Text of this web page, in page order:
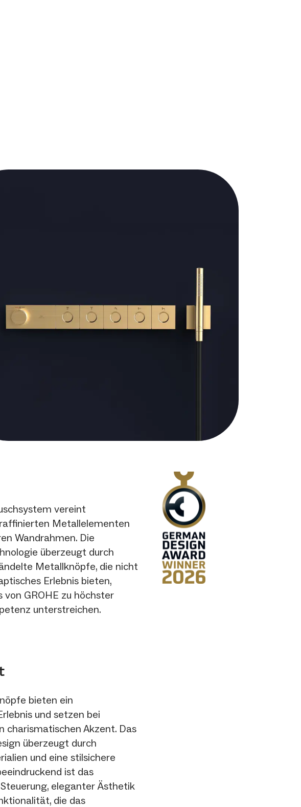
vereint
Metallelementen
Wandrahmen. Die
überzeugt durch
Metallknöpfe, die nicht
Erlebnis bieten,
GROHE zu höchster
unterstreichen.
bieten ein
und setzen bei
charismatischen Akzent. Das
überzeugt durch
und eine stilsichere
ist das
eleganter Ästhetik
die das